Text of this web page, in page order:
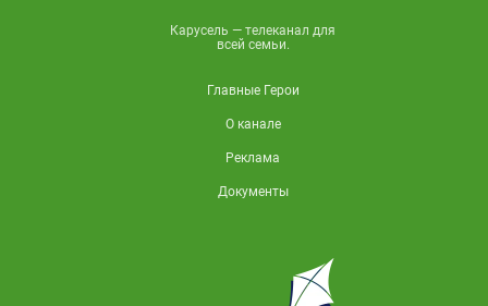
Карусель — телеканал для
всей семьи.
Главные Герои
О канале
Реклама
Документы